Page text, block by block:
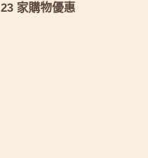
23 家購物優惠